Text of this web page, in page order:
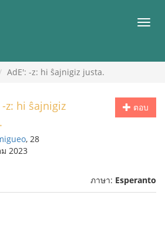
เมนู
AdE': -z: hi ŝajnigiz justa.
ตอบ
-z: hi ŝajnigiz
, 28
2023
ภาษา: Esperanto